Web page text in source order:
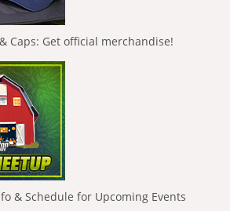
Caps: Get official merchandise!
& Schedule for Upcoming Events